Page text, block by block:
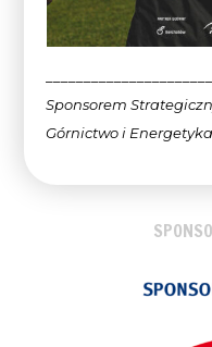
Sponsorem
Górnictwo i